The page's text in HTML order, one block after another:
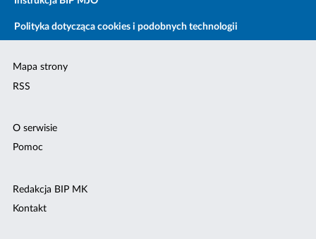
Polityka dotycząca cookies i podobnych technologii
Mapa strony
RSS
O serwisie
Pomoc
Redakcja BIP MK
Kontakt